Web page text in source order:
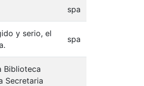
spa
y serio, el
spa
Biblioteca
Secretaria